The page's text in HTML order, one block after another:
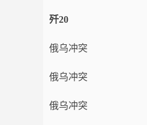
歼20
俄乌冲突
俄乌冲突
俄乌冲突